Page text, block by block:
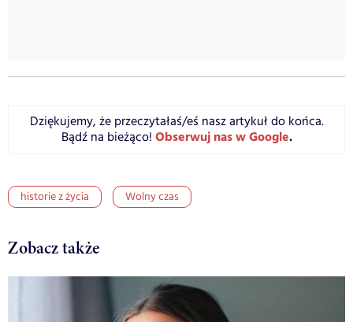
Dziękujemy, że przeczytałaś/eś nasz artykuł do końca.
Bądź na bieżąco! Obserwuj nas w Google.
historie z życia Wolny czas
Zobacz także